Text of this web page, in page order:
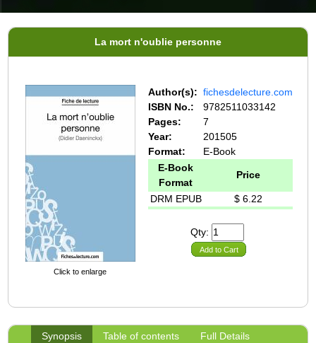
La mort n'oublie personne
Click to enlarge
Author(s): fichesdelecture.com
ISBN No.:
9782511033142
Pages:
7
Year:
201505
Format:
E-Book
E-Book
Format
Price
DRM EPUB $ 6.22
Qty:
Add to Cart
Synopsis Table of contents Full Details